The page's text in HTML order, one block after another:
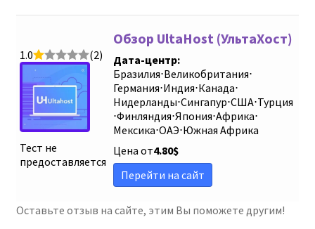
1.0 (2)
Тест не
предоставляется
Обзор UltaHost (УльтаХост)
Дата-центр:
Бразилия⋅Великобритания⋅
Германия⋅Индия⋅Канада⋅
Нидерланды⋅Сингапур⋅США⋅Турция
⋅Финляндия⋅Япония⋅Африка⋅
Мексика⋅ОАЭ⋅Южная Африка
Цена от4.80$
Перейти на сайт
Оставьте отзыв на сайте, этим Вы поможете другим!